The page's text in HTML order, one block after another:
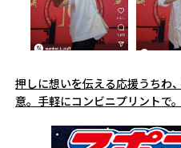
押しに想いを伝える応援うちわ
意。手軽にコンビニプリントで。